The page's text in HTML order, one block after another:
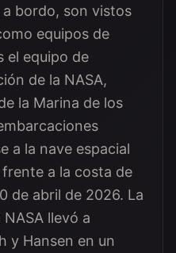
bordo, son vistos
equipos de
el equipo de
de la NASA,
la Marina de los
a la nave espacial
a la costa de
de abril de 2026. La
llevó a
y Hansen en un